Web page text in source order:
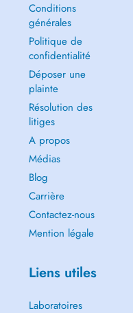
Conditions
générales
Politique de
confidentialité
Déposer une
plainte
Résolution des
litiges
A propos
Médias
Blog
Carrière
Contactez-nous
Mention légale
Liens utiles
Laboratoires